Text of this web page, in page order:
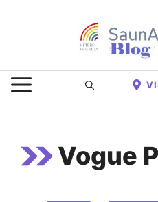
conteúdo
MENU
Vogue